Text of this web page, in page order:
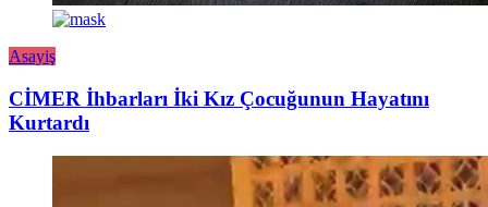
Asayiş
CİMER İhbarları İki Kız Çocuğunun Hayatını
Kurtardı